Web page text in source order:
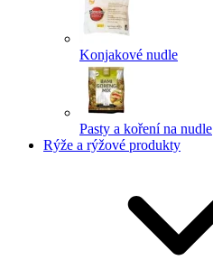
Konjakové nudle
Pasty a koření na nudle
Rýže a rýžové produkty